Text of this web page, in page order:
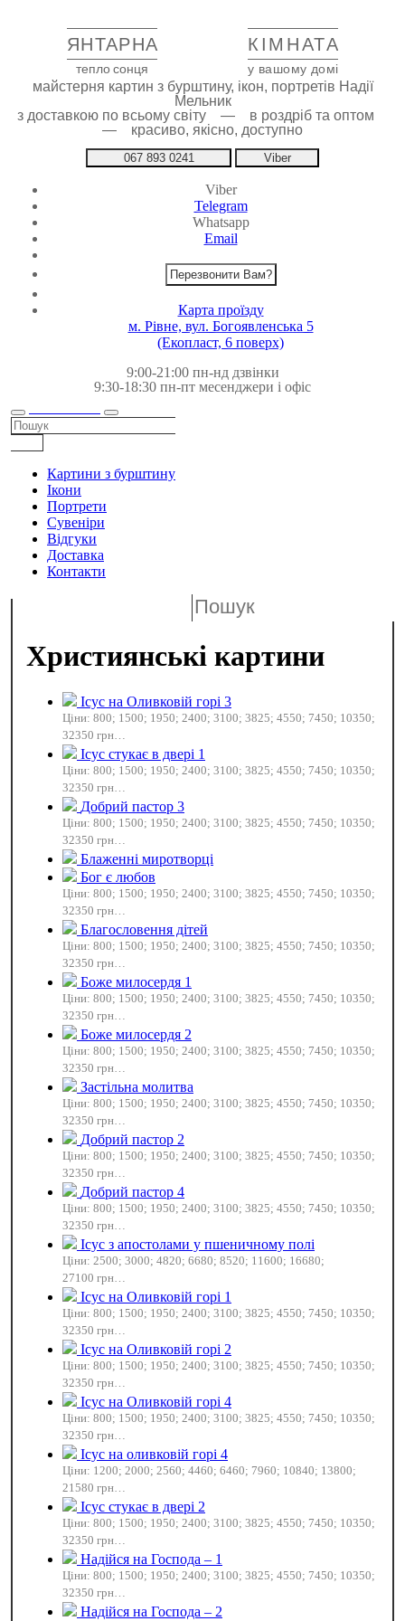
ЯНТАРНА КІМНАТА
тепло сонця у вашому домі
майстерня картин з бурштину, ікон, портретів Надії
Мельник
з доставкою по всьому світу — в роздріб та оптом
— красиво, якісно, доступно
067 893 0241 Viber
Viber
Telegram
Whatsapp
Email
Перезвонити Вам?
Карта проїзду
м. Рівне, вул. Богоявленська 5
(Екопласт, 6 поверх)
9:00-21:00 пн-нд дзвінки
9:30-18:30 пн-пт месенджери і офіс
Картини з бурштину
Ікони
Портрети
Сувеніри
Відгуки
Доставка
Контакти
Християнські картини
Ісус на Оливковій горі 3
Ціни: 800; 1500; 1950; 2400; 3100; 3825; 4550; 7450; 10350;
32350 грн…
Ісус стукає в двері 1
Ціни: 800; 1500; 1950; 2400; 3100; 3825; 4550; 7450; 10350;
32350 грн…
Добрий пастор 3
Ціни: 800; 1500; 1950; 2400; 3100; 3825; 4550; 7450; 10350;
32350 грн…
Блаженні миротворці
Бог є любов
Ціни: 800; 1500; 1950; 2400; 3100; 3825; 4550; 7450; 10350;
32350 грн…
Благословення дітей
Ціни: 800; 1500; 1950; 2400; 3100; 3825; 4550; 7450; 10350;
32350 грн…
Боже милосердя 1
Ціни: 800; 1500; 1950; 2400; 3100; 3825; 4550; 7450; 10350;
32350 грн…
Боже милосердя 2
Ціни: 800; 1500; 1950; 2400; 3100; 3825; 4550; 7450; 10350;
32350 грн…
Застільна молитва
Ціни: 800; 1500; 1950; 2400; 3100; 3825; 4550; 7450; 10350;
32350 грн…
Добрий пастор 2
Ціни: 800; 1500; 1950; 2400; 3100; 3825; 4550; 7450; 10350;
32350 грн…
Добрий пастор 4
Ціни: 800; 1500; 1950; 2400; 3100; 3825; 4550; 7450; 10350;
32350 грн…
Ісус з апостолами у пшеничному полі
Ціни: 2500; 3000; 4820; 6680; 8520; 11600; 16680;
27100 грн…
Ісус на Оливковій горі 1
Ціни: 800; 1500; 1950; 2400; 3100; 3825; 4550; 7450; 10350;
32350 грн…
Ісус на Оливковій горі 2
Ціни: 800; 1500; 1950; 2400; 3100; 3825; 4550; 7450; 10350;
32350 грн…
Ісус на Оливковій горі 4
Ціни: 800; 1500; 1950; 2400; 3100; 3825; 4550; 7450; 10350;
32350 грн…
Ісус на оливковій горі 4
Ціни: 1200; 2000; 2560; 4460; 6460; 7960; 10840; 13800;
21580 грн…
Ісус стукає в двері 2
Ціни: 800; 1500; 1950; 2400; 3100; 3825; 4550; 7450; 10350;
32350 грн…
Надійся на Господа – 1
Ціни: 800; 1500; 1950; 2400; 3100; 3825; 4550; 7450; 10350;
32350 грн…
Надійся на Господа – 2